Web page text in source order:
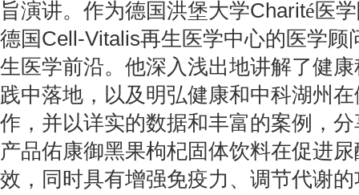
旨演讲。作为德国洪堡大学Charité医
德国Cell-Vitalis再生医学中心的医学顾
生医学前沿。他深入浅出地讲解了健
践中落地，以及明弘健康和中科湖州
作，并以详实的数据和丰富的案例，
产品佑康御黑果枸杞固体饮料在促进
效，同时具有增强免疫力、调节代谢